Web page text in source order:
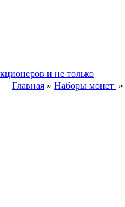
Главная » Наборы монет »